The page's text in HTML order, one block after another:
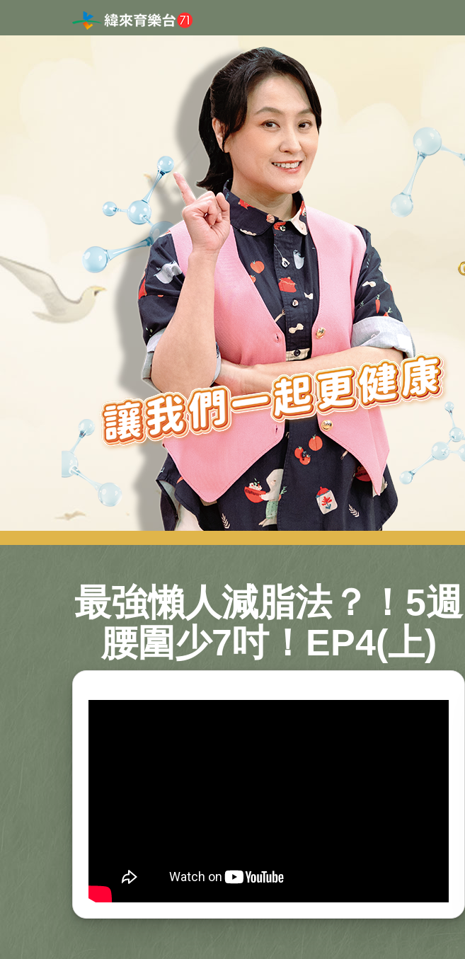
最強懶人減脂法？！5週
腰圍少7吋！EP4(上)